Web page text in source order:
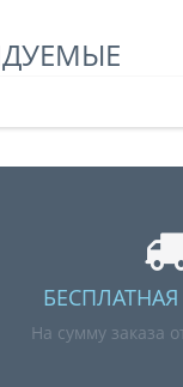
На сумму заказа